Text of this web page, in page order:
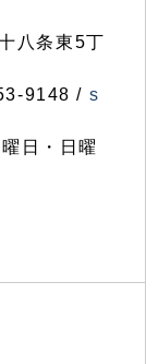
八条東5丁
9148 / s
日・日曜